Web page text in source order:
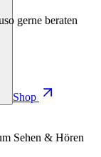
Shop
gerne beraten
Sehen & Hören